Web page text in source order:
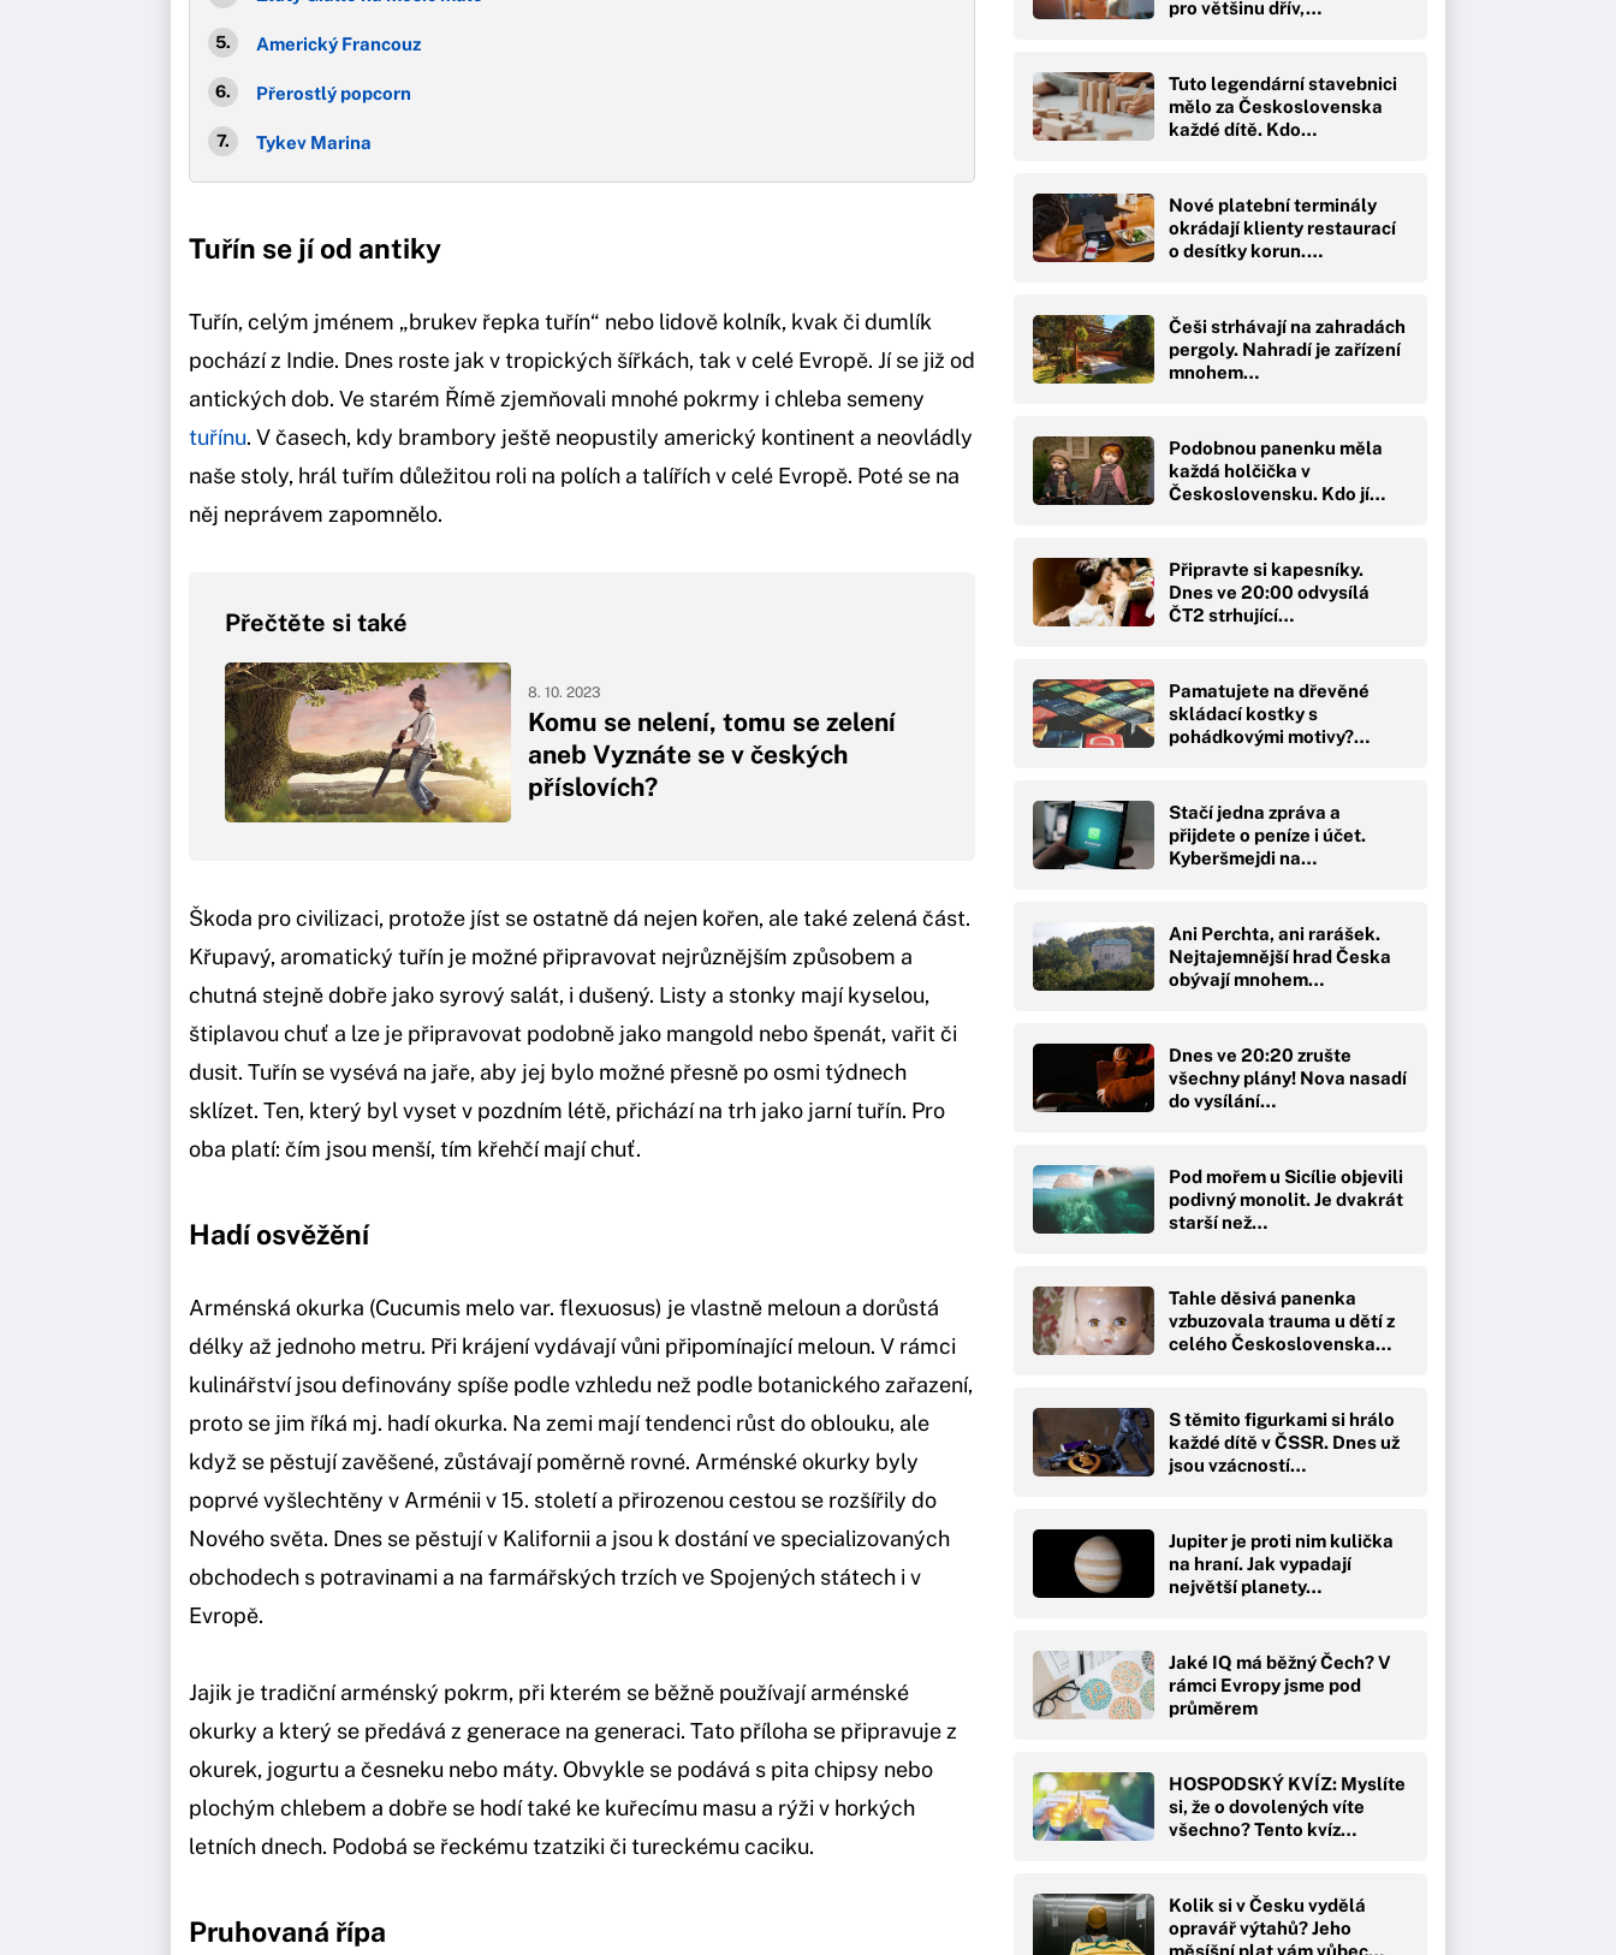
Americký Francouz
Přerostlý popcorn
Tykev Marina
Tuřín se jí od antiky
Tuřín, celým jménem „brukev řepka tuřín“ nebo lidově kolník, kvak či dumlík
pochází z Indie. Dnes roste jak v tropických šířkách, tak v celé Evropě. Jí se již od
antických dob. Ve starém Římě zjemňovali mnohé pokrmy i chleba semeny
tuřínu. V časech, kdy brambory ještě neopustily americký kontinent a neovládly
naše stoly, hrál tuřím důležitou roli na polích a talířích v celé Evropě. Poté se na
něj neprávem zapomnělo.
Přečtěte si také
Komu se nelení, tomu se zelení
aneb Vyznáte se v českých
příslovích?
8. 10. 2023
Škoda pro civilizaci, protože jíst se ostatně dá nejen kořen, ale také zelená část.
Křupavý, aromatický tuřín je možné připravovat nejrůznějším způsobem a
chutná stejně dobře jako syrový salát, i dušený. Listy a stonky mají kyselou,
štiplavou chuť a lze je připravovat podobně jako mangold nebo špenát, vařit či
dusit. Tuřín se vysévá na jaře, aby jej bylo možné přesně po osmi týdnech
sklízet. Ten, který byl vyset v pozdním létě, přichází na trh jako jarní tuřín. Pro
oba platí: čím jsou menší, tím křehčí mají chuť.
Hadí osvěžění
Arménská okurka (Cucumis melo var. flexuosus) je vlastně meloun a dorůstá
délky až jednoho metru. Při krájení vydávají vůni připomínající meloun. V rámci
kulinářství jsou definovány spíše podle vzhledu než podle botanického zařazení,
proto se jim říká mj. hadí okurka. Na zemi mají tendenci růst do oblouku, ale
když se pěstují zavěšené, zůstávají poměrně rovné. Arménské okurky byly
poprvé vyšlechtěny v Arménii v 15. století a přirozenou cestou se rozšířily do
Nového světa. Dnes se pěstují v Kalifornii a jsou k dostání ve specializovaných
obchodech s potravinami a na farmářských trzích ve Spojených státech i v
Evropě.
Jajik je tradiční arménský pokrm, při kterém se běžně používají arménské
okurky a který se předává z generace na generaci. Tato příloha se připravuje z
okurek, jogurtu a česneku nebo máty. Obvykle se podává s pita chipsy nebo
plochým chlebem a dobře se hodí také ke kuřecímu masu a rýži v horkých
letních dnech. Podobá se řeckému tzatziki či tureckému caciku.
Pruhovaná řípa
pro většinu dřív,…
Tuto legendární stavebnici
mělo za Československa
každé dítě. Kdo…
Nové platební terminály
okrádají klienty restaurací
o desítky korun.…
Češi strhávají na zahradách
pergoly. Nahradí je zařízení
mnohem…
Podobnou panenku měla
každá holčička v
Československu. Kdo jí…
Připravte si kapesníky.
Dnes ve 20:00 odvysílá
ČT2 strhující…
Pamatujete na dřevěné
skládací kostky s
pohádkovými motivy?…
Stačí jedna zpráva a
přijdete o peníze i účet.
Kyberšmejdi na…
Ani Perchta, ani rarášek.
Nejtajemnější hrad Česka
obývají mnohem…
Dnes ve 20:20 zrušte
všechny plány! Nova nasadí
do vysílání…
Pod mořem u Sicílie objevili
podivný monolit. Je dvakrát
starší než…
Tahle děsivá panenka
vzbuzovala trauma u dětí z
celého Československa…
S těmito figurkami si hrálo
každé dítě v ČSSR. Dnes už
jsou vzácností…
Jupiter je proti nim kulička
na hraní. Jak vypadají
největší planety…
Jaké IQ má běžný Čech? V
rámci Evropy jsme pod
průměrem
HOSPODSKÝ KVÍZ: Myslíte
si, že o dovolených víte
všechno? Tento kvíz…
Kolik si v Česku vydělá
opravář výtahů? Jeho
měsíšní plat vám vůbec…